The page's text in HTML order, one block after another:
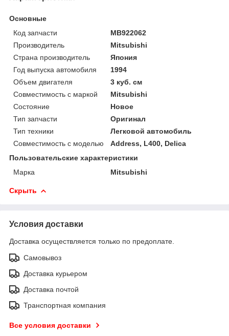
Основные
Код запчасти
MB922062
Производитель
Mitsubishi
Страна производитель
Япония
Год выпуска автомобиля
1994
Объем двигателя
3 куб. см
Совместимость с маркой
Mitsubishi
Состояние
Новое
Тип запчасти
Оригинал
Тип техники
Легковой автомобиль
Совместимость с моделью
Address, L400, Delica
Пользовательские характеристики
Марка
Mitsubishi
Скрыть
Условия доставки
Доставка осуществляется только по предоплате.
Самовывоз
Доставка курьером
Доставка почтой
Транспортная компания
Все условия доставки